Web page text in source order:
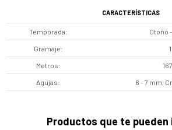
CARACTERÍSTICAS
Temporada Otoño
Gramaje
Metros
Agujas 6 - 7 mm,
Productos que te